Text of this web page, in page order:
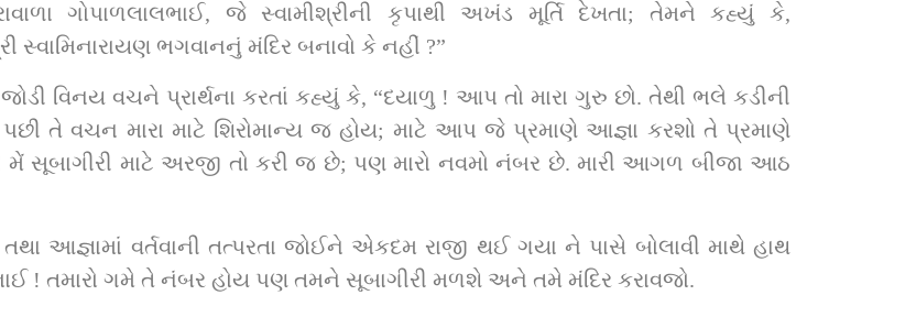
ગોપાળલાલભાઈ, જે સ્વામીશ્રીની કૃપાથી અખંડ મૂર્તિ દેખતા; તેમને કહ્યું કે,
સ્વામિનારાયણ ભગવાનનું મંદિર બનાવો કે નહીં ?”
વિનય વચને પ્રાર્થના કરતાં કહ્યું કે, “દયાળુ ! આપ તો મારા ગુરુ છો. તેથી ભલે કડીની
તે વચન મારા માટે શિરોમાન્ય જ હોય; માટે આપ જે પ્રમાણે આજ્ઞા કરશો તે પ્રમાણે
સૂબાગીરી માટે અરજી તો કરી જ છે; પણ મારો નવમો નંબર છે. મારી આગળ બીજા આઠ
તથા આજ્ઞામાં વર્તવાની તત્પરતા જોઈને એકદમ રાજી થઈ ગયા ને પાસે બોલાવી માથે હાથ
! તમારો ગમે તે નંબર હોય પણ તમને સૂબાગીરી મળશે અને તમે મંદિર કરાવજો.